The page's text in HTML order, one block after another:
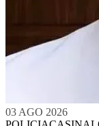
03 AGO 2026